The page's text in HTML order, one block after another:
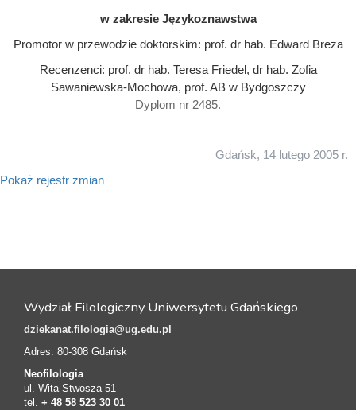
w zakresie Językoznawstwa
Promotor w przewodzie doktorskim: prof. dr hab. Edward Breza
Recenzenci: prof. dr hab. Teresa Friedel, dr hab. Zofia
Sawaniewska-Mochowa, prof. AB w Bydgoszczy
Dyplom nr 2485.
Gdańsk, 14 lutego 2005 r.
Pokaż rejestr zmian
Wydział Filologiczny Uniwersytetu Gdańskiego
dziekanat.filologia@ug.edu.pl
Adres: 80-308 Gdańsk
Neofilologia
ul. Wita Stwosza 51
tel. + 48 58 523 30 01